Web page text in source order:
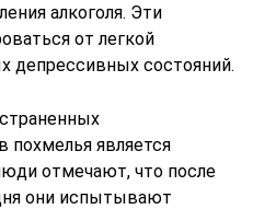
алкоголя. Эти
от легкой
депрессивных состояний.
похмелья является
отмечают, что после
они испытывают